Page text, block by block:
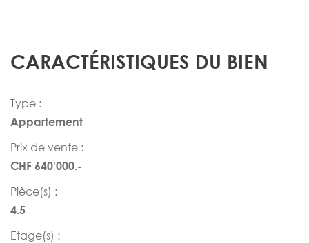
CARACTÉRISTIQUES DU BIEN
Type :
Appartement
Prix de vente :
CHF 640'000.-
Pièce(s) :
4.5
Etage(s) :